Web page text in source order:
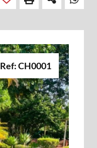
Ref: CH0001